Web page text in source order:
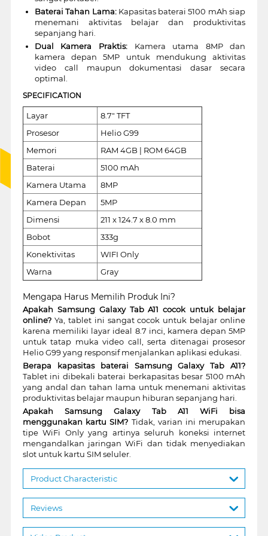
Baterai Tahan Lama:Kapasitas baterai 5100 mAh siap
menemani aktivitas belajar dan produktivitas
sepanjang hari.
Dual Kamera Praktis:Kamera utama 8MP dan
kamera depan 5MP untuk mendukung aktivitas
video call maupun dokumentasi dasar secara
optimal.
SPECIFICATION
Layar
8.7" TFT
Prosesor
Helio G99
Memori
RAM 4GB | ROM 64GB
Baterai
5100 mAh
Kamera Utama
8MP
Kamera Depan
5MP
Dimensi
211 x 124.7 x 8.0 mm
Bobot
333g
Konektivitas
WIFI Only
Warna
Gray
Mengapa Harus Memilih Produk Ini?
Apakah Samsung Galaxy Tab A11 cocok untuk belajar
online?Ya, tablet ini sangat cocok untuk belajar online
karena memiliki layar ideal 8.7 inci, kamera depan 5MP
untuk tatap muka video call, serta ditenagai prosesor
Helio G99 yang responsif menjalankan aplikasi edukasi.
Berapa kapasitas baterai Samsung Galaxy Tab A11?
Tablet ini dibekali baterai berkapasitas besar 5100 mAh
yang andal dan tahan lama untuk menemani aktivitas
produktivitas belajar maupun hiburan sepanjang hari.
Apakah Samsung Galaxy Tab A11 WiFi bisa
menggunakan kartu SIM? Tidak, varian ini merupakan
tipe WiFi Only yang artinya seluruh koneksi internet
mengandalkan jaringan WiFi dan tidak menyediakan
slot untuk kartu SIM seluler.
Product Characteristic
Reviews